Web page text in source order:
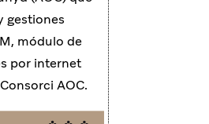
gestiones
módulo de
por internet
AOC.